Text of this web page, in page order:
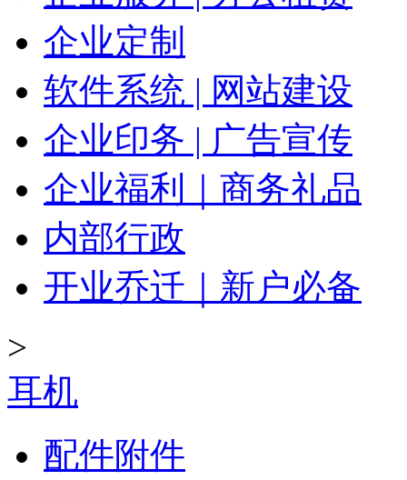
企业定制
软件系统 | 网站建设
企业印务 | 广告宣传
企业福利｜商务礼品
内部行政
开业乔迁｜新户必备
>
耳机
配件附件